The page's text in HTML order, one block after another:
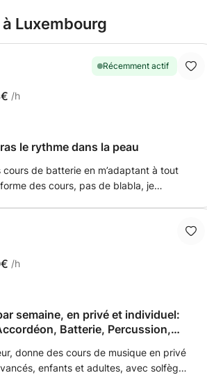
Luxembourg
Récemment actif
/h
le rythme dans la peau
de batterie en m’adaptant à tout
des cours, pas de blabla, je
au conservatoire de Metz - Pratique du
à domicile sont sur Metz,
informations, n'hésitez pas à m'envoyer
speak english if that's better for you.
/h
semaine, en privé et individuel:
Batterie, Percussion,
donne des cours de musique en privé
enfants et adultes, avec solfège